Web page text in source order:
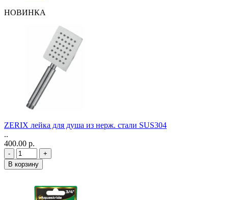
НОВИНКА
ZERIX лейка для душа из нерж. стали SUS304
..
400.00 р.
-
+
В корзину